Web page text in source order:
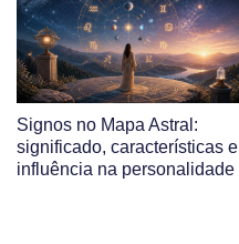
Signos no Mapa Astral:
significado, características e
influência na personalidade